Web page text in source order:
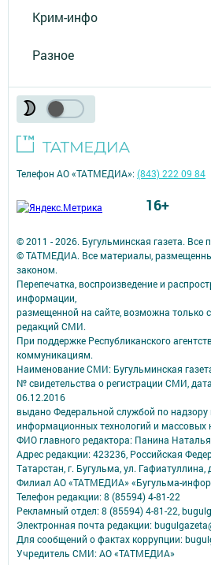
Крим-инфо
Разное
© 2011 - 2026. Бугульминская газета.
© ТАТМЕДИА. Все материалы,
законом.
Перепечатка, воспроизведение и
информации,
размещенной на сайте, возможна только
редакций СМИ.
При поддержке Республиканского
коммуникациям.
Наименование СМИ: Бугульминская
№ свидетельства о регистрации СМИ,
06.12.2016
выдано Федеральной службой по надзору
информационных технологий и массовых
ФИО главного редактора: Панина
Адрес редакции: 423236, Российская
Татарстан, г. Бугульма, ул. Гафиатуллина,
Филиал АО «ТАТМЕДИА» «Бугульма-
Телефон редакции: 8 (85594) 4-81-22
Рекламный отдел: 8 (85594) 4-81-22,
Электронная почта редакции:
Для сообщений о фактах коррупции:
Учредитель СМИ: АО «ТАТМЕДИА»
Телефон АО «ТАТМЕДИА»:(843) 222 09 84
16+